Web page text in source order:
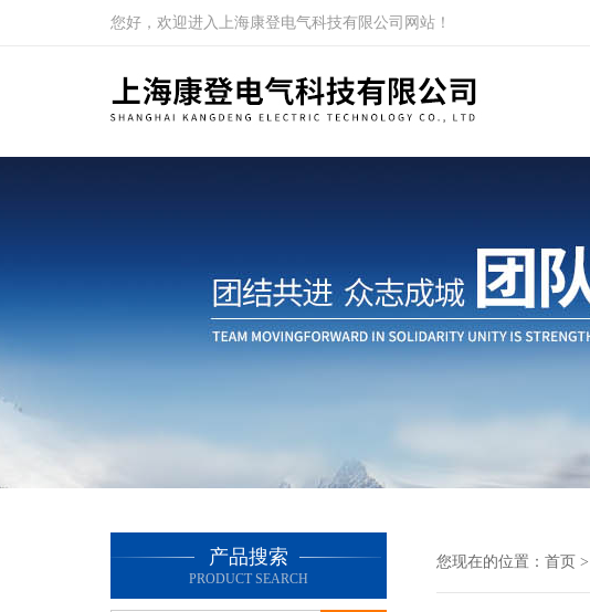
您好，欢迎进入上海康登电气科技有限公司网站！
产品搜索
PRODUCT SEARCH
您现在的位置： 首页 >